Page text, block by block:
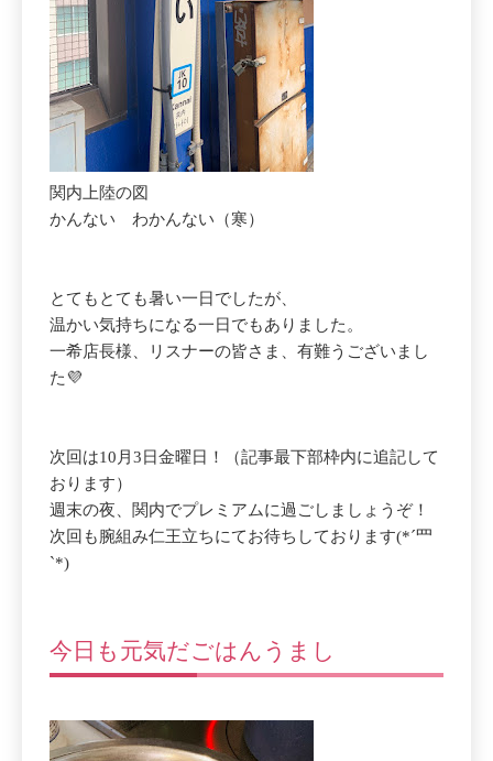
関内上陸の図
かんない わかんない（寒）
とてもとても暑い一日でしたが、
温かい気持ちになる一日でもありました。
一希店長様、リスナーの皆さま、有難うございまし
た💜
次回は10月3日金曜日！（記事最下部枠内に追記して
おります）
週末の夜、関内でプレミアムに過ごしましょうぞ！
次回も腕組み仁王立ちにてお待ちしております(*´罒
`*)
今日も元気だごはんうまし